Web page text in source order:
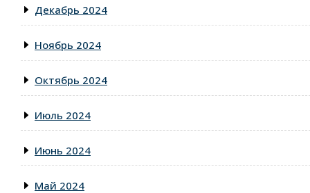
Декабрь 2024
Ноябрь 2024
Октябрь 2024
Июль 2024
Июнь 2024
Май 2024